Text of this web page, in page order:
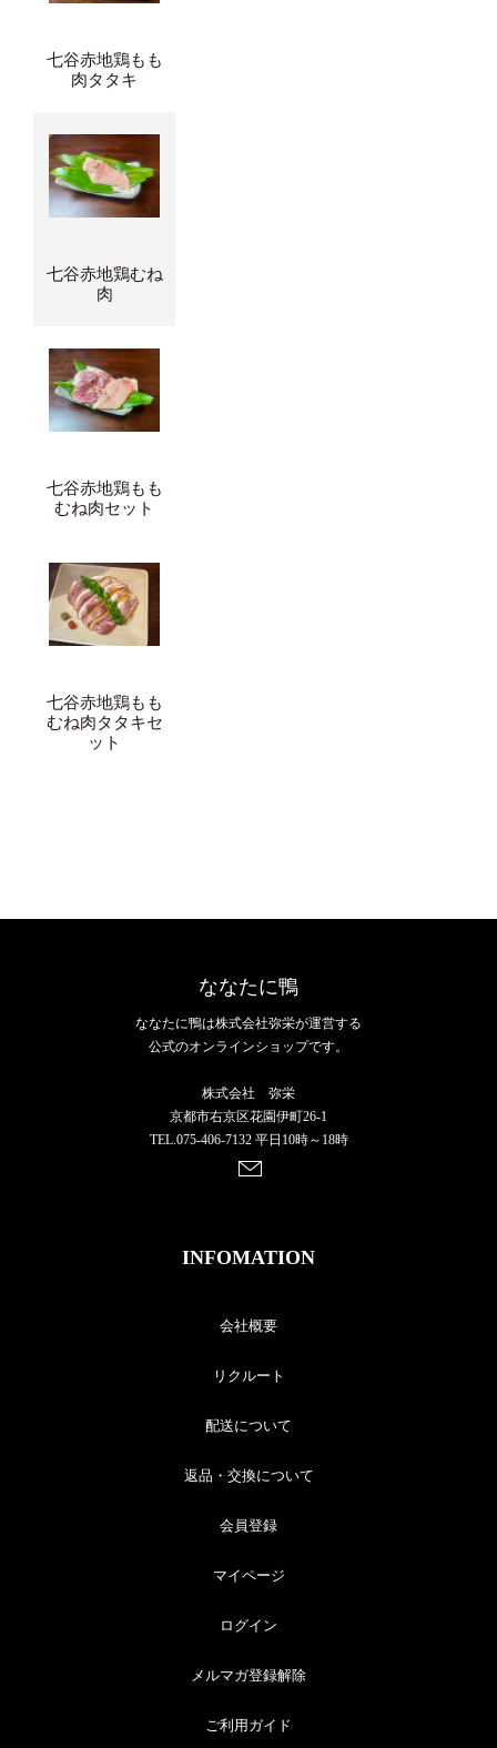
七谷赤地鶏もも
肉タタキ
七谷赤地鶏むね
肉
七谷赤地鶏もも
むね肉セット
七谷赤地鶏もも
むね肉タタキセ
ット
ななたに鴨
ななたに鴨は株式会社弥栄が運営する
公式のオンラインショップです。
株式会社 弥栄
京都市右京区花園伊町26-1
TEL.075-406-7132 平日10時～18時
INFOMATION
会社概要
リクルート
配送について
返品・交換について
会員登録
マイページ
ログイン
メルマガ登録解除
ご利用ガイド